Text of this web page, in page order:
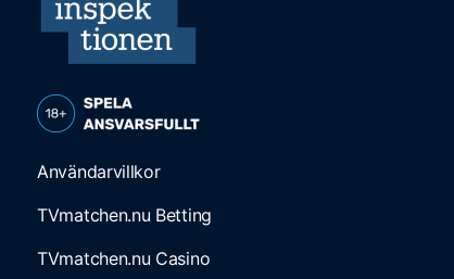
Användarvillkor
TVmatchen.nu Betting
TVmatchen.nu Casino